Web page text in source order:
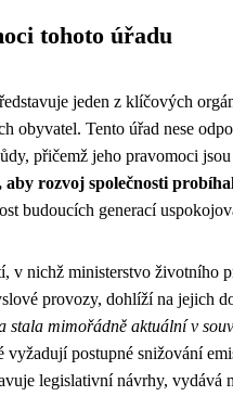
tohoto úřadu
jeden z klíčových
obyvatel. Tento úřad nese
přičemž jeho pravomoci
rozvoj společnosti
budoucích generací
v nichž ministerstvo životního
provozy, dohlíží na jejich
stala mimořádně aktuální v
vyžadují postupné snižování
legislativní návrhy, vydává